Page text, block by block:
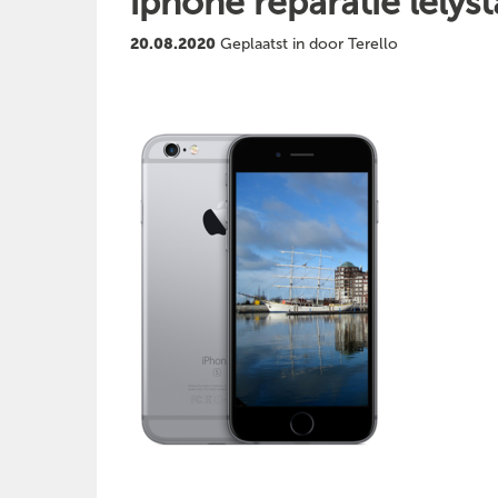
20.08.2020 Geplaatst in door Terello